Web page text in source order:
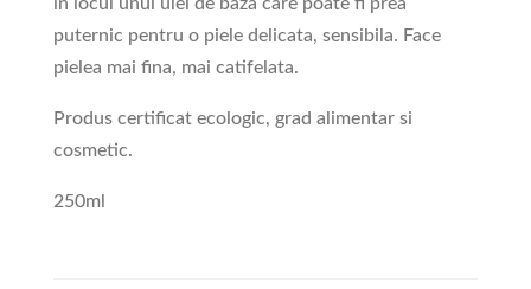
puternic pentru o piele delicata, sensibila. Face
pielea mai fina, mai catifelata.
Produs certificat ecologic, grad alimentar si
cosmetic.
250ml